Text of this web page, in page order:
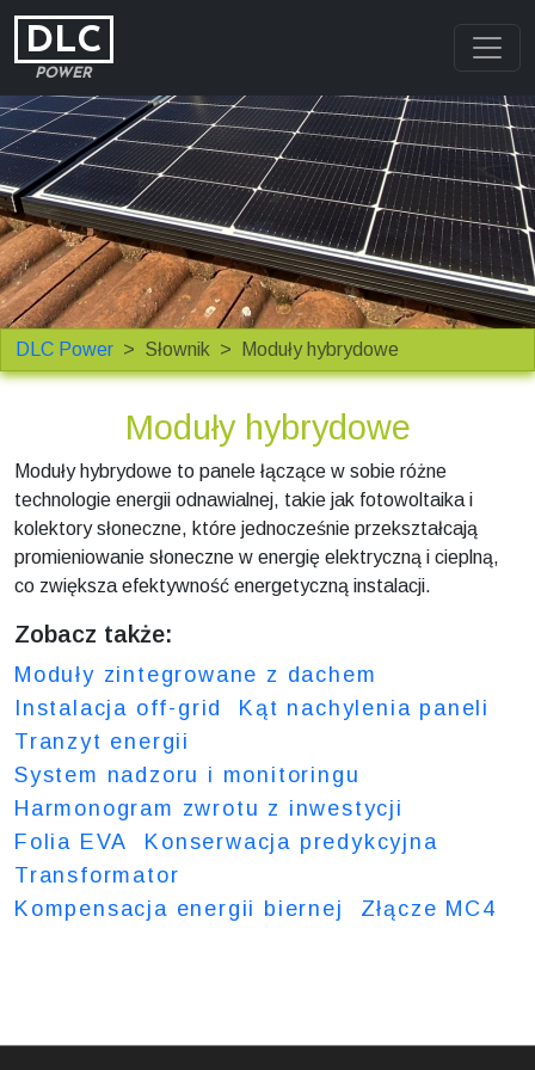
DLC
POWER
DLC Power Słownik Moduły hybrydowe
Moduły hybrydowe
Moduły hybrydowe to panele łączące w sobie różne
technologie energii odnawialnej, takie jak fotowoltaika i
kolektory słoneczne, które jednocześnie przekształcają
promieniowanie słoneczne w energię elektryczną i cieplną,
co zwiększa efektywność energetyczną instalacji.
Zobacz także:
Moduły zintegrowane z dachem
Instalacja off-grid
Kąt nachylenia paneli
Tranzyt energii
System nadzoru i monitoringu
Harmonogram zwrotu z inwestycji
Folia EVA
Konserwacja predykcyjna
Transformator
Kompensacja energii biernej
Złącze MC4